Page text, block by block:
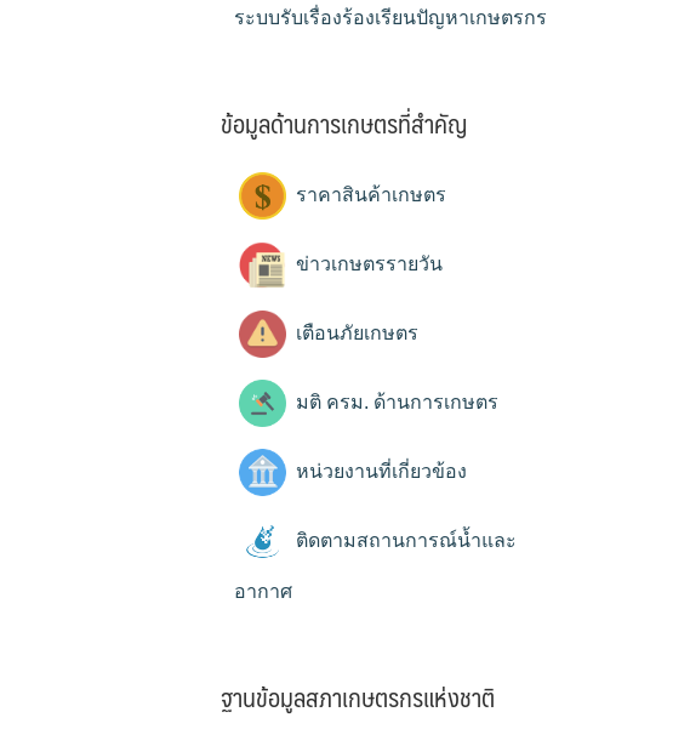
ระบบรับเรื่องร้องเรียนปัญหาเกษตรกร
ข้อมูลด้านการเกษตรที่สำคัญ
ราคาสินค้าเกษตร
ข่าวเกษตรรายวัน
เตือนภัยเกษตร
มติ ครม. ด้านการเกษตร
หน่วยงานที่เกี่ยวข้อง
ติดตามสถานการณ์น้ำและ
อากาศ
ฐานข้อมูลสภาเกษตรกรแห่งชาติ